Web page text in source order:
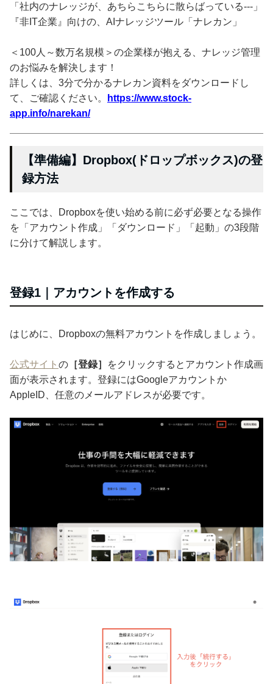
「社内のナレッジが、あちらこちらに散らばっている---」
『非IT企業』向けの、AIナレッジツール「ナレカン」
＜100人～数万名規模＞の企業様が抱える、ナレッジ管理
のお悩みを解決します！
詳しくは、3分で分かるナレカン資料をダウンロードし
て、ご確認ください。
https://www.stock-
app.info/narekan/
【準備編】Dropbox(ドロップボックス)の登
録方法
ここでは、Dropboxを使い始める前に必ず必要となる操作
を「アカウント作成」「ダウンロード」「起動」の3段階
に分けて解説します。
登録1｜アカウントを作成する
はじめに、Dropboxの無料アカウントを作成しましょう。
公式サイト の ［登録］
をクリックするとアカウント作成画
面が表示されます。登録にはGoogleアカウントか
AppleID、任意のメールアドレスが必要です。